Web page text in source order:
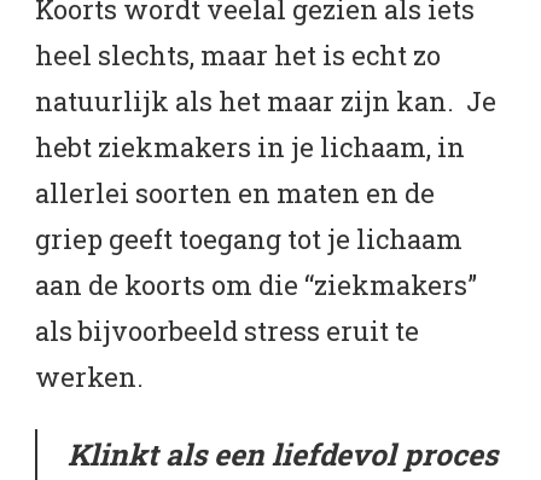
Koorts wordt veelal gezien als iets
heel slechts, maar het is echt zo
natuurlijk als het maar zijn kan. Je
hebt ziekmakers in je lichaam, in
allerlei soorten en maten en de
griep geeft toegang tot je lichaam
aan de koorts om die “ziekmakers”
als bijvoorbeeld stress eruit te
werken.
Klinkt als een liefdevol proces